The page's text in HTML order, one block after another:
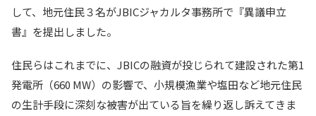
して、地元住民３名がJBICジャカルタ事務所で『異議申立
書』を提出しました。
住民らはこれまでに、JBICの融資が投じられて建設された第1
発電所（660 MW）の影響で、小規模漁業や塩田など地元住民
の生計手段に深刻な被害が出ている旨を繰り返し訴えてきま